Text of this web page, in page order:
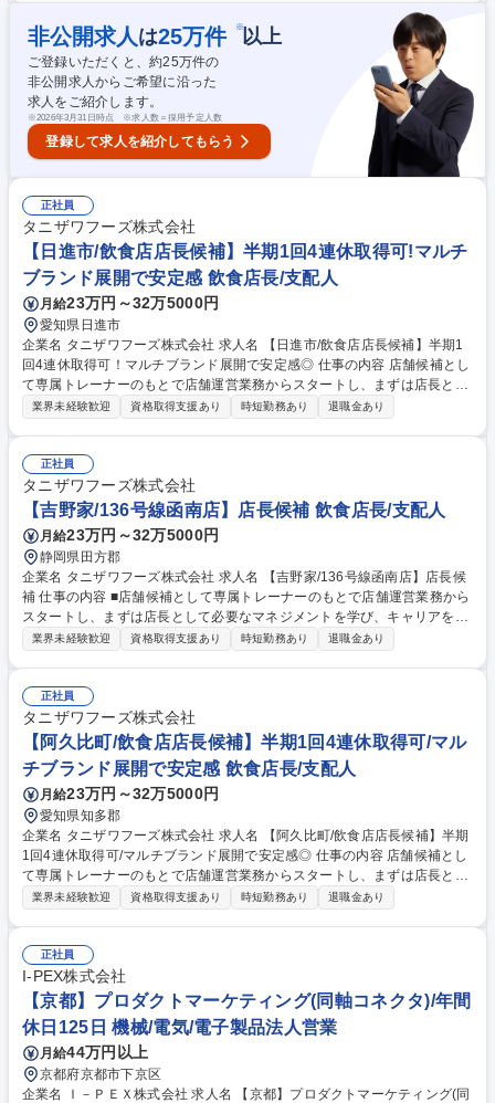
ー・エリアマネージャー・店舗開発業務などのキャリアパスが用意されて
います。 ★順調に店舗拡大が進んでおり増員採用となります。★ 【教育
研修】未経験の方でも安心して働き始められるようブランドごとにマニュ
アルやタブレット端末を使用した動画を併用したトレーニングが受けれま
す。 募集職種 【リンガーハット/静岡インター店】店長候補
非公開求人 は25万件 ※以上
ご登録いただくと、約25万件の
非公開求人からご希望に沿った
求人をご紹介します。
※2026年3月31日時点 ※求人数＝採用予定人数
登録して求人を紹介してもらう
正社員
タニザワフーズ株式会社
【日進市/飲食店店長候補】半期1回4連休取得可!マルチ
ブランド展開で安定感 飲食店長/支配人
月給23万円～32万5000円
愛知県日進市
企業名 タニザワフーズ株式会社 求人名 【日進市/飲食店店長候補】半期1
回4連休取得可！マルチブランド展開で安定感◎ 仕事の内容 店舗候補とし
て専属トレーナーのもとで店舗運営業務からスタートし、まずは店長とし
て必要なマネジメントを学び、キャリアを目指して頂きます。★入社2年
務などのキャリアパスが用意されています。 ★順調に店舗拡大が進んでお
り増員採用となります。★ 【教育研修】未経験の方でも安心して働き始め
られるようブランドごとにマニュアルやタブレット端末を使用した動画を
併用したトレーニングが受けれます。 募集職種 【日進市/飲食店店長候
補】半期1回4連休取得可！マルチブランド展開で安定感◎
業界未経験歓迎 資格取得支援あり 時短勤務あり 退職金あり
正社員
タニザワフーズ株式会社
【吉野家/136号線函南店】店長候補 飲食店長/支配人
月給23万円～32万5000円
静岡県田方郡
企業名 タニザワフーズ株式会社 求人名 【吉野家/136号線函南店】店長候
補 仕事の内容 ■店舗候補として専属トレーナーのもとで店舗運営業務から
スタートし、まずは店長として必要なマネジメントを学び、キャリアを目
指して頂きます。入社2年を目途に店長登用されるように教育をしていき
順調に店舗拡大が進んでおり増員採用となります。★ 【教育研修】未経験
の方でも安心して働き始められるようブランドごとにマニュアルやタブレ
ット端末を使用した動画を併用したトレーニングが受けれます。 募集職種
【吉野家/136号線函南店】店長候補
業界未経験歓迎 資格取得支援あり 時短勤務あり 退職金あり
正社員
タニザワフーズ株式会社
【阿久比町/飲食店店長候補】半期1回4連休取得可/マル
チブランド展開で安定感 飲食店長/支配人
月給23万円～32万5000円
愛知県知多郡
企業名 タニザワフーズ株式会社 求人名 【阿久比町/飲食店店長候補】半期
1回4連休取得可/マルチブランド展開で安定感◎ 仕事の内容 店舗候補とし
て専属トレーナーのもとで店舗運営業務からスタートし、まずは店長とし
て必要なマネジメントを学び、キャリアを目指して頂きます。★入社2年
務などのキャリアパスが用意されています。 ★順調に店舗拡大が進んでお
り増員採用となります。★ 【教育研修】未経験の方でも安心して働き始め
られるようブランドごとにマニュアルやタブレット端末を使用した動画を
併用したトレーニングが受けれます。 募集職種 【阿久比町/飲食店店長候
補】半期1回4連休取得可/マルチブランド展開で安定感◎
業界未経験歓迎 資格取得支援あり 時短勤務あり 退職金あり
正社員
I-PEX株式会社
【京都】プロダクトマーケティング(同軸コネクタ)/年間
休日125日 機械/電気/電子製品法人営業
月給44万円以上
京都府京都市下京区
企業名 Ｉ－ＰＥＸ株式会社 求人名 【京都】プロダクトマーケティング(同